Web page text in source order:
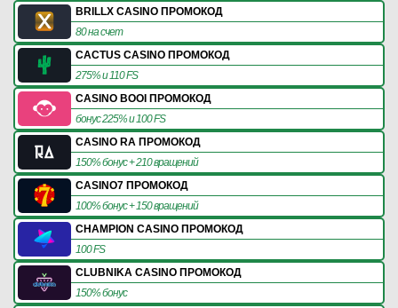
BRILLX CASINO ПРОМОКОД
80 на счет
CACTUS CASINO ПРОМОКОД
275% и 110 FS
CASINO BOOI ПРОМОКОД
бонус 225% и 100 FS
CASINO RA ПРОМОКОД
150% бонус + 210 вращений
CASINO7 ПРОМОКОД
100% бонус + 150 вращений
CHAMPION CASINO ПРОМОКОД
100 FS
CLUBNIKA CASINO ПРОМОКОД
150% бонус